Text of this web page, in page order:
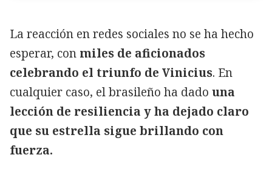
La reacción en redes sociales no se ha hecho
esperar, con miles de aficionados
celebrando el triunfo de Vinicius. En
cualquier caso, el brasileño ha dado una
lección de resiliencia y ha dejado claro
que su estrella sigue brillando con
fuerza.